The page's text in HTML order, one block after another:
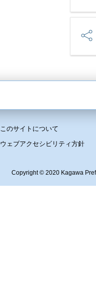
このサイトについて
ウェブアクセシビリティ方針
Copyright © 2020 Kagawa